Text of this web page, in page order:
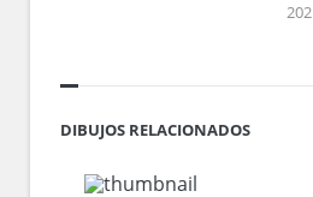
202
DIBUJOS RELACIONADOS